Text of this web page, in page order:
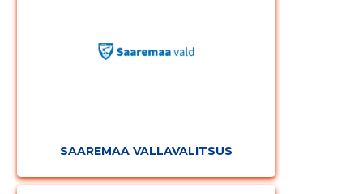
SAAREMAA VALLAVALITSUS